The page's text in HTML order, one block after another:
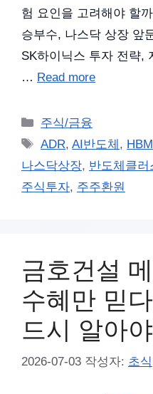
험 요인을 고려해야 할
승부수, 나스닥 상장 앞
SK하이닉스 투자 전략,
… Read more
카
테
리
주식/금융
태
그
ADR,AI반도체 , HBM
나스닥상장, 반도체클러
주식투자, 주주환원
금호건설
수혜만 믿
드시 알아
2026-07-03 작성자: 초식